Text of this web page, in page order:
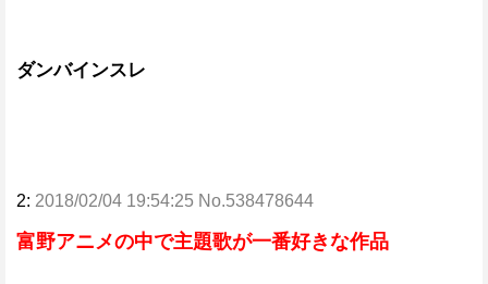
ダンバインスレ
2: 2018/02/04 19:54:25 No.538478644
富野アニメの中で主題歌が一番好きな作品